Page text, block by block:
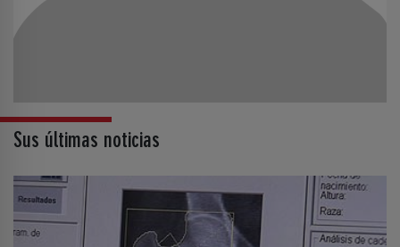
Sus últimas noticias